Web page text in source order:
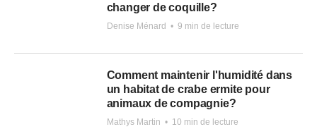
changer de coquille?
Denise Ménard • 9 min de lecture
Comment maintenir l'humidité dans
un habitat de crabe ermite pour
animaux de compagnie?
Mathys Martin • 10 min de lecture